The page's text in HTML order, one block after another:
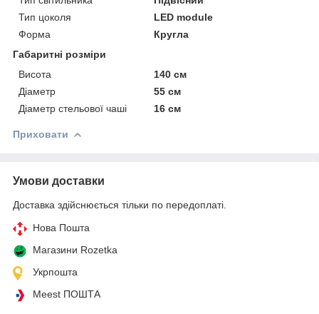
Тип цоколя
LED module
Форма
Кругла
Габаритні розміри
Висота
140 см
Діаметр
55 см
Діаметр стельової чаші
16 см
Приховати
Умови доставки
Доставка здійснюється тільки по передоплаті.
Нова Пошта
Магазини Rozetka
Укрпошта
Meest ПОШТА